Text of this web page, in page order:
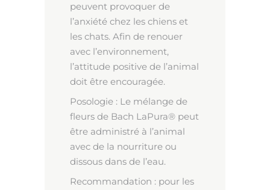
peuvent provoquer de
l’anxiété chez les chiens et
les chats. Afin de renouer
avec l’environnement,
l’attitude positive de l’animal
doit être encouragée.
Posologie : Le mélange de
fleurs de Bach LaPura® peut
être administré à l’animal
avec de la nourriture ou
dissous dans de l’eau.
Recommandation : pour les